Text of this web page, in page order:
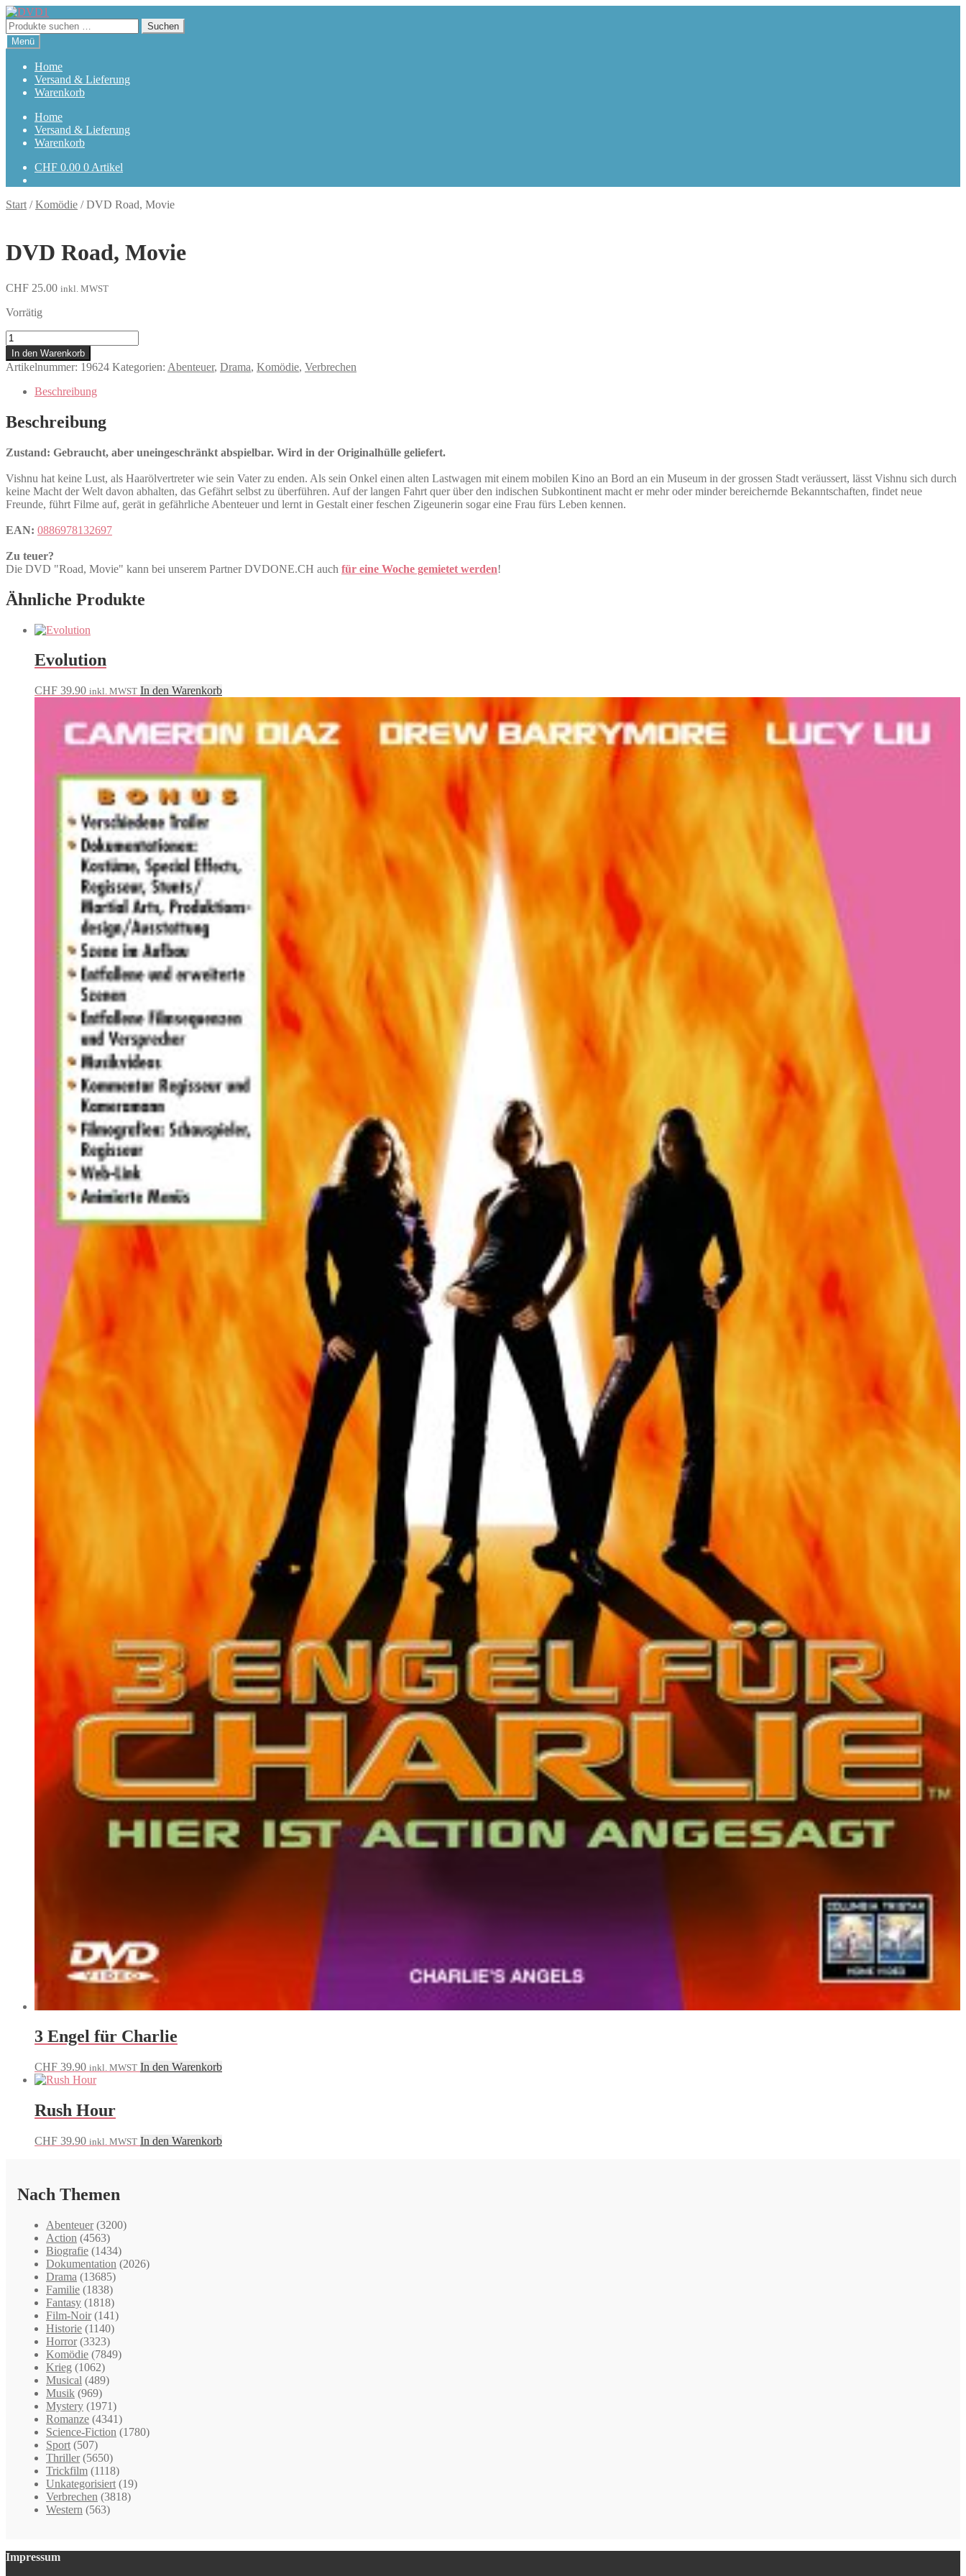
Zur
Navigation
springen
Zum
Inhalt
springen
Suchen
nach:
Suchen
Menü
Home
Versand & Lieferung
Warenkorb
Home
Versand & Lieferung
Warenkorb
CHF 0.00 0 Artikel
Start /Komödie /DVD Road, Movie
DVD Road, Movie
CHF 25.00 inkl. MWST
Vorrätig
Road,
Movie
Menge
In den Warenkorb
Artikelnummer: 19624 Kategorien: Abenteuer, Drama, Komödie, Verbrechen
Beschreibung
Beschreibung
Zustand: Gebraucht, aber uneingeschränkt abspielbar. Wird in der Originalhülle geliefert.
Vishnu hat keine Lust, als Haarölvertreter wie sein Vater zu enden. Als sein Onkel einen alten Lastwagen mit einem mobilen Kino an Bord an ein Museum in der grossen Stadt veräussert, lässt Vishnu sich durch
keine Macht der Welt davon abhalten, das Gefährt selbst zu überführen. Auf der langen Fahrt quer über den indischen Subkontinent macht er mehr oder minder bereichernde Bekanntschaften, findet neue
Freunde, führt Filme auf, gerät in gefährliche Abenteuer und lernt in Gestalt einer feschen Zigeunerin sogar eine Frau fürs Leben kennen.
EAN: 0886978132697
Zu teuer?
Die DVD "Road, Movie" kann bei unserem Partner DVDONE.CH auch für eine Woche gemietet werden!
Ähnliche Produkte
Evolution
CHF 39.90 inkl. MWST In den Warenkorb
3 Engel für Charlie
CHF 39.90 inkl. MWST In den Warenkorb
Rush Hour
CHF 39.90 inkl. MWST In den Warenkorb
Nach Themen
Abenteuer (3200)
Action (4563)
Biografie (1434)
Dokumentation (2026)
Drama (13685)
Familie (1838)
Fantasy (1818)
Film-Noir (141)
Historie (1140)
Horror (3323)
Komödie (7849)
Krieg (1062)
Musical (489)
Musik (969)
Mystery (1971)
Romanze (4341)
Science-Fiction (1780)
Sport (507)
Thriller (5650)
Trickfilm (1118)
Unkategorisiert (19)
Verbrechen (3818)
Western (563)
Impressum